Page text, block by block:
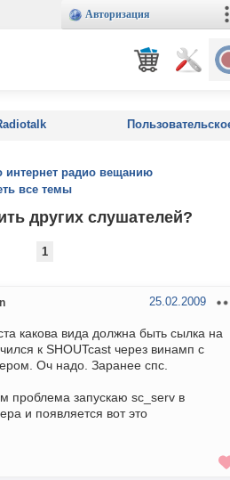
Авторизация
радио вещанию
все темы
других слушателей?
1
25.02.2009
какова вида должна быть сылка на
к SHOUTcast через винамп с
Оч надо. Заранее спс.
проблема запускаю sc_serv в
и появляется вот это